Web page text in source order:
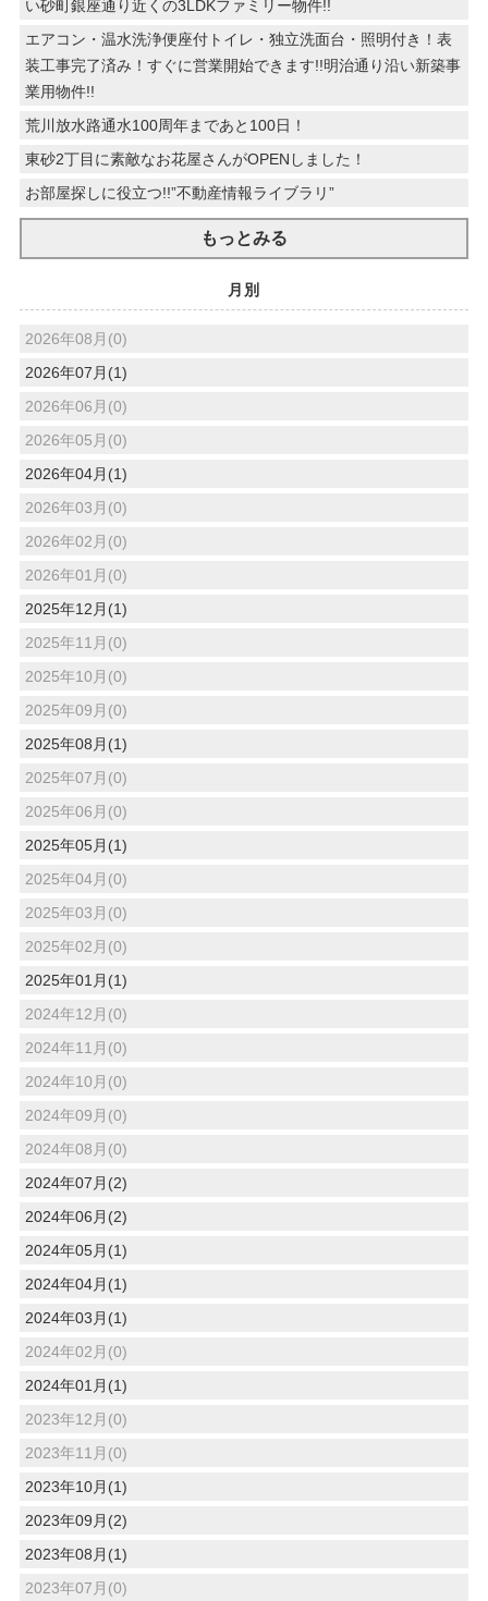
い砂町銀座通り近くの3LDKファミリー物件!!
エアコン・温水洗浄便座付トイレ・独立洗面台・照明付き！表
装工事完了済み！すぐに営業開始できます!!明治通り沿い新築事
業用物件!!
荒川放水路通水100周年まであと100日！
東砂2丁目に素敵なお花屋さんがOPENしました！
お部屋探しに役立つ!!”不動産情報ライブラリ”
もっとみる
月別
2026年08月(0)
2026年07月(1)
2026年06月(0)
2026年05月(0)
2026年04月(1)
2026年03月(0)
2026年02月(0)
2026年01月(0)
2025年12月(1)
2025年11月(0)
2025年10月(0)
2025年09月(0)
2025年08月(1)
2025年07月(0)
2025年06月(0)
2025年05月(1)
2025年04月(0)
2025年03月(0)
2025年02月(0)
2025年01月(1)
2024年12月(0)
2024年11月(0)
2024年10月(0)
2024年09月(0)
2024年08月(0)
2024年07月(2)
2024年06月(2)
2024年05月(1)
2024年04月(1)
2024年03月(1)
2024年02月(0)
2024年01月(1)
2023年12月(0)
2023年11月(0)
2023年10月(1)
2023年09月(2)
2023年08月(1)
2023年07月(0)